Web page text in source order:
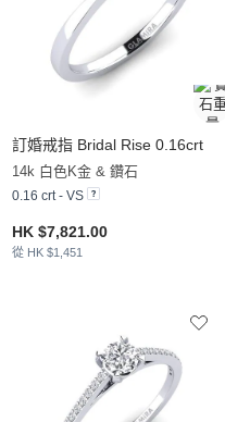
訂婚戒指 Bridal Rise 0.16crt
14k 白色K金 & 鑽石
0.16 crt - VS
HK $7,821.00
從 HK $1,451